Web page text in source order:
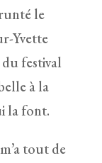
le
Yvette
festival
à la
la font.
tout de